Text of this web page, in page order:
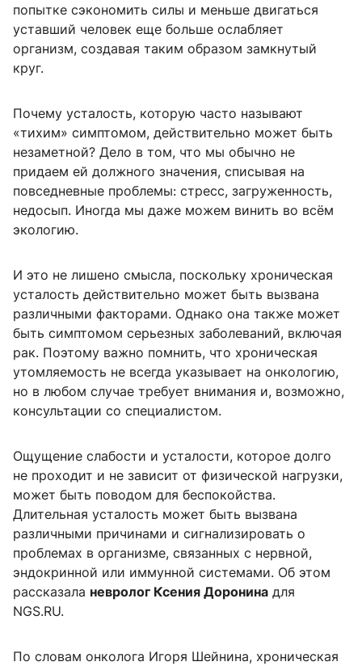
попытке сэкономить силы и меньше двигаться
уставший человек еще больше ослабляет
организм, создавая таким образом замкнутый
круг.
Почему усталость, которую часто называют
«тихим» симптомом, действительно может быть
незаметной? Дело в том, что мы обычно не
придаем ей должного значения, списывая на
повседневные проблемы: стресс, загруженность,
недосып. Иногда мы даже можем винить во всём
экологию.
И это не лишено смысла, поскольку хроническая
усталость действительно может быть вызвана
различными факторами. Однако она также может
быть симптомом серьезных заболеваний, включая
рак. Поэтому важно помнить, что хроническая
утомляемость не всегда указывает на онкологию,
но в любом случае требует внимания и, возможно,
консультации со специалистом.
Ощущение слабости и усталости, которое долго
не проходит и не зависит от физической нагрузки,
может быть поводом для беспокойства.
Длительная усталость может быть вызвана
различными причинами и сигнализировать о
проблемах в организме, связанных с нервной,
эндокринной или иммунной системами. Об этом
рассказала невролог Ксения Доронина для
NGS.RU.
По словам онколога Игоря Шейнина, хроническая